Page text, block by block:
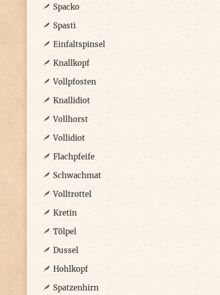
Spacko
Spasti
Einfaltspinsel
Knallkopf
Vollpfosten
Knallidiot
Vollhorst
Vollidiot
Flachpfeife
Schwachmat
Volltrottel
Kretin
Tölpel
Dussel
Hohlkopf
Spatzenhirn